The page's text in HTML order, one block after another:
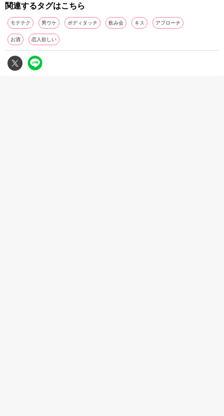
関連するタグはこちら
モテテク 男ウケ ボディタッチ 飲み会 キス アプローチ
お酒 恋人欲しい